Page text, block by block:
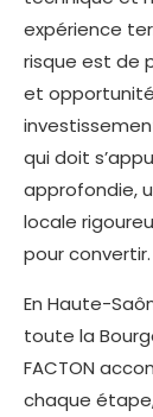
expérience
risque est de
et
qui doit
approfondie,
locale
pour convertir.
En Haute-
toute la
FACTON
chaque